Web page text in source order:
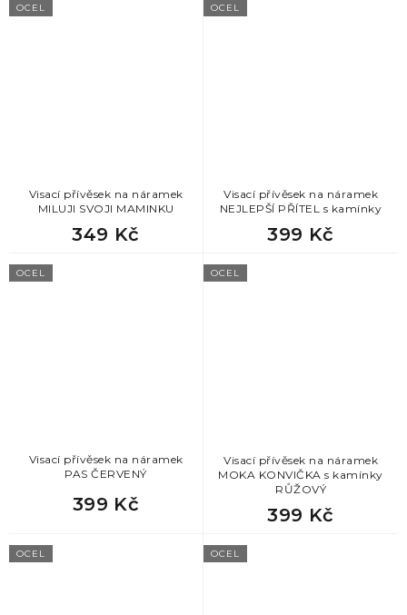
OCEL
Visací přívěsek na náramek
MILUJI SVOJI MAMINKU
349 Kč
OCEL
Visací přívěsek na náramek
NEJLEPŠÍ PŘÍTEL s kamínky
399 Kč
OCEL
Visací přívěsek na náramek
PAS ČERVENÝ
399 Kč
OCEL
Visací přívěsek na náramek
MOKA KONVIČKA s kamínky
RŮŽOVÝ
399 Kč
OCEL OCEL